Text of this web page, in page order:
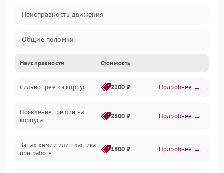
Неисправность движения
Общие поломки
Неисправность датчиков
Неисправность программного обеспечения
Проблемы с сигналом
Неисправности Стоимость
Сильно греется корпус 2200 ₽ Подробнее →
Появление трещин на
корпуса
2500 ₽ Подробнее →
Запах химии или пластика
при работе
1800 ₽ Подробнее →